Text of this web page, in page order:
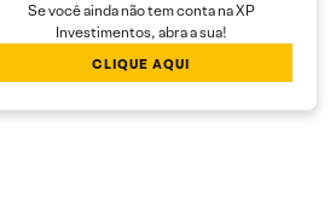
Se você ainda não tem conta na XP
Investimentos, abra a sua!
CLIQUE AQUI